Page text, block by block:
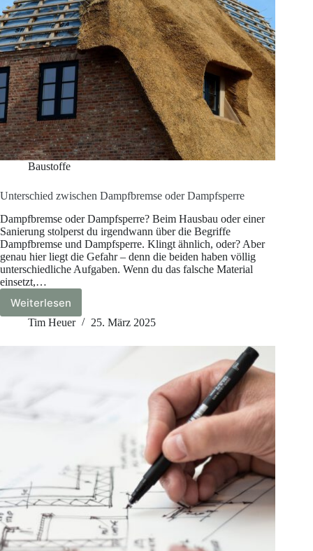
Baustoffe
Unterschied zwischen Dampfbremse oder Dampfsperre
Dampfbremse oder Dampfsperre? Beim Hausbau oder einer
Sanierung stolperst du irgendwann über die Begriffe
Dampfbremse und Dampfsperre. Klingt ähnlich, oder? Aber
genau hier liegt die Gefahr – denn die beiden haben völlig
unterschiedliche Aufgaben. Wenn du das falsche Material
einsetzt,…
Weiterlesen
Unterschied
zwischen
Tim Heuer 25. März 2025